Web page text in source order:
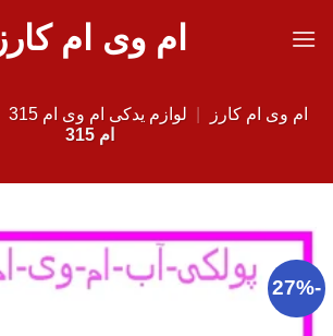
ام وی ام کارز
ام وی ام کارز لوازم یدکی ام وی ام 315
ام 315
-27%